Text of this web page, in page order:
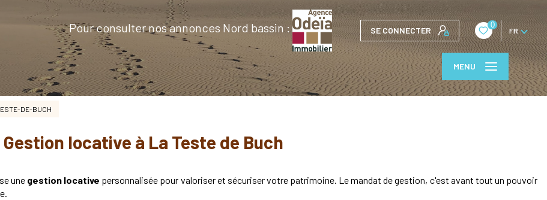
Pour consulter nos annonces Nord bassin : SE CONNECTER
0
FR
MENU
DE-BUCH
Gestion locative à La Teste de Buch
une gestion locative personnalisée pour valoriser et sécuriser votre patrimoine. Le mandat de gestion, c'est avant tout un pouvoir